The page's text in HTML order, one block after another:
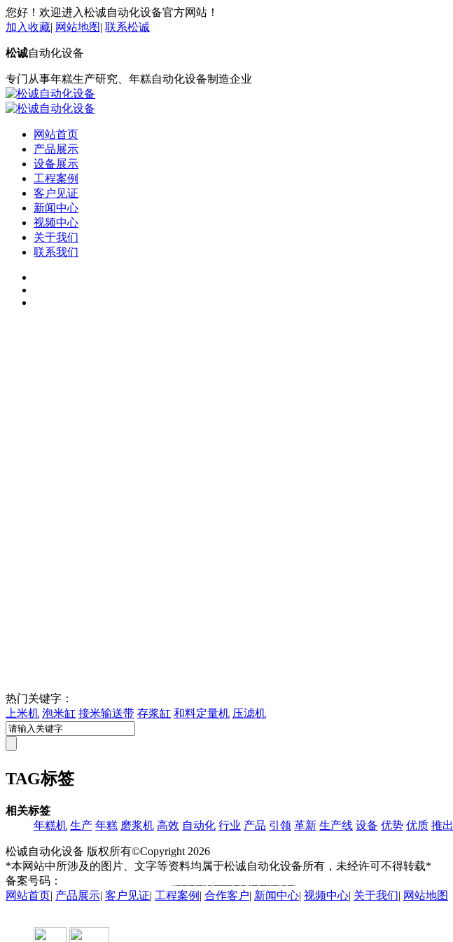
您好！欢迎进入松诚自动化设备官方网站！
加入收藏| 网站地图| 联系松诚
松诚自动化设备
专门从事年糕生产研究、年糕自动化设备制造企业
网站首页
产品展示
设备展示
工程案例
客户见证
新闻中心
视频中心
关于我们
联系我们
热门关键字：
上米机 泡米缸 接米输送带 存浆缸 和料定量机 压滤机
TAG标签
相关标签
年糕机 生产 年糕 磨浆机 高效 自动化 行业 产品 引领 革新 生产线 设备 优势 优质 推出
松诚自动化设备 版权所有©Copyright 2026
*本网站中所涉及的图片、文字等资料均属于松诚自动化设备所有，未经许可不得转载*
备案号码：
网站首页| 产品展示| 客户见证| 工程案例 | 合作客户| 新闻中心| 视频中心| 关于我们| 网站地图